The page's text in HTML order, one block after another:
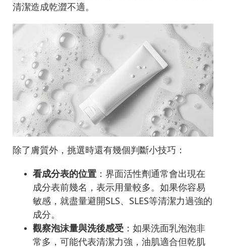
清潔造成乾澀不適。
除了膚質外，挑選時還有幾個判斷小技巧：
看成分表的位置 ：界面活性劑通常會出現在
成分表前幾名，表示用量較多。如果你容易
敏感，就盡量避開SLS、SLES等清潔力過強的
成分。
觀察泡沫量與洗後感受 ：如果洗面乳泡泡非
常多，可能代表清潔力強，油肌適合但乾肌